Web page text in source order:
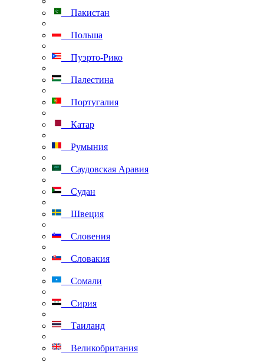
Пакистан
Польша
Пуэрто-Рико
Палестина
Португалия
Катар
Румыния
Саудовская Аравия
Судан
Швеция
Словения
Словакия
Сомали
Сирия
Таиланд
Великобритания